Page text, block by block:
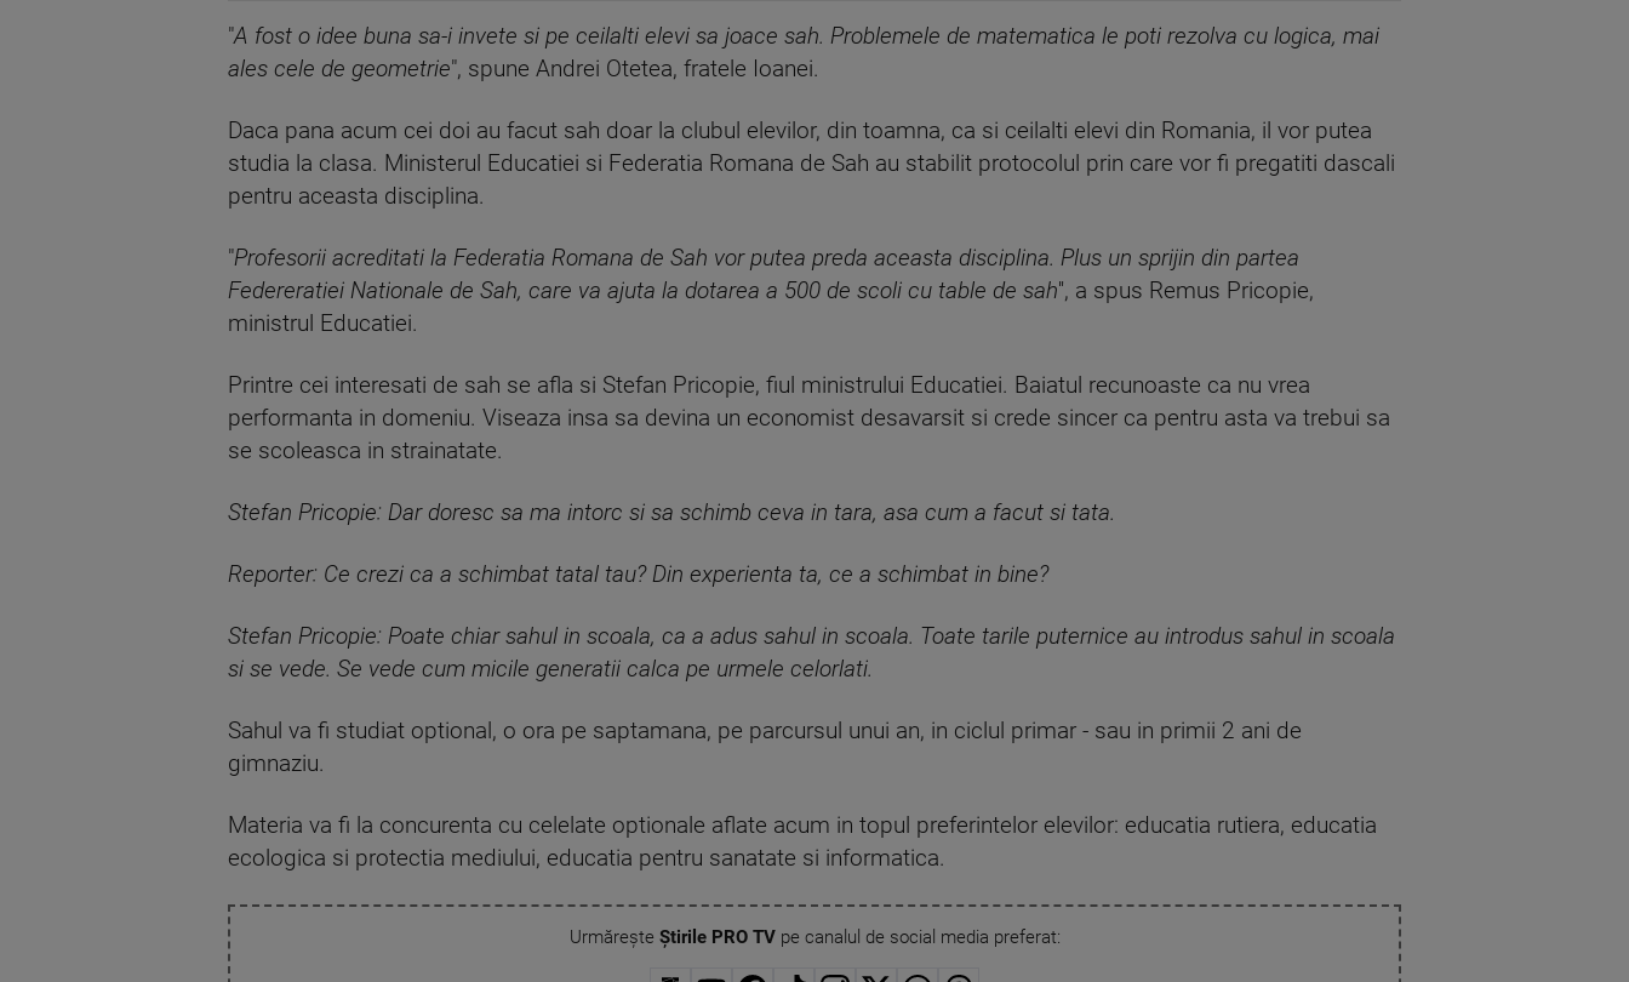
"A fost o idee buna sa-i invete si pe ceilalti elevi sa joace sah. Problemele de matematica le poti rezolva cu logica, mai
ales cele de geometrie", spune Andrei Otetea, fratele Ioanei.
Daca pana acum cei doi au facut sah doar la clubul elevilor, din toamna, ca si ceilalti elevi din Romania, il vor putea
studia la clasa. Ministerul Educatiei si Federatia Romana de Sah au stabilit protocolul prin care vor fi pregatiti dascali
pentru aceasta disciplina.
"Profesorii acreditati la Federatia Romana de Sah vor putea preda aceasta disciplina. Plus un sprijin din partea
Federeratiei Nationale de Sah, care va ajuta la dotarea a 500 de scoli cu table de sah'', a spus Remus Pricopie,
ministrul Educatiei.
Printre cei interesati de sah se afla si Stefan Pricopie, fiul ministrului Educatiei. Baiatul recunoaste ca nu vrea
performanta in domeniu. Viseaza insa sa devina un economist desavarsit si crede sincer ca pentru asta va trebui sa
se scoleasca in strainatate.
Stefan Pricopie: Dar doresc sa ma intorc si sa schimb ceva in tara, asa cum a facut si tata.
Reporter: Ce crezi ca a schimbat tatal tau? Din experienta ta, ce a schimbat in bine?
Stefan Pricopie: Poate chiar sahul in scoala, ca a adus sahul in scoala. Toate tarile puternice au introdus sahul in scoala
si se vede. Se vede cum micile generatii calca pe urmele celorlati.
Sahul va fi studiat optional, o ora pe saptamana, pe parcursul unui an, in ciclul primar - sau in primii 2 ani de
gimnaziu.
Materia va fi la concurenta cu celelate optionale aflate acum in topul preferintelor elevilor: educatia rutiera, educatia
ecologica si protectia mediului, educatia pentru sanatate si informatica.
Urmărește Știrile PRO TVpe canalul de social media preferat: